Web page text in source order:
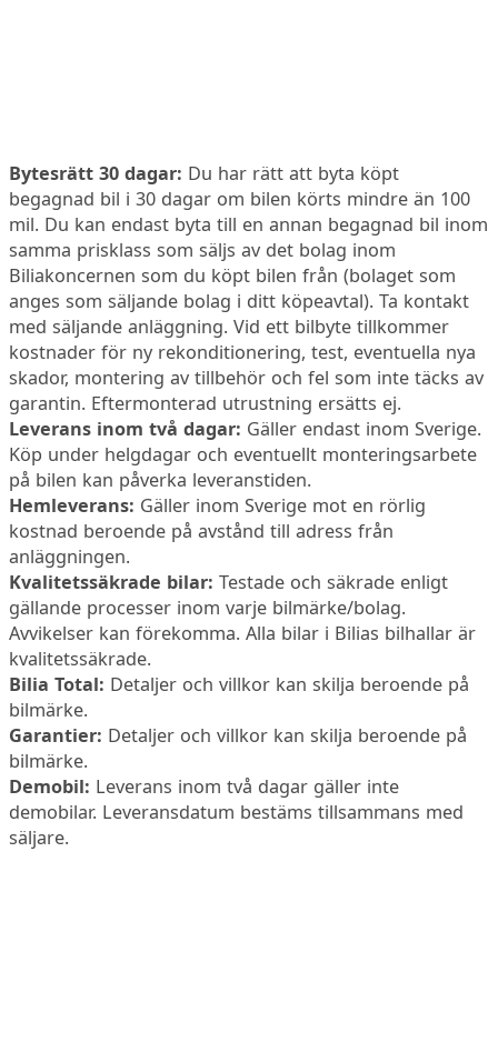
Bytesrätt 30 dagar: Du har rätt att byta köpt
begagnad bil i 30 dagar om bilen körts mindre än 100
mil. Du kan endast byta till en annan begagnad bil inom
samma prisklass som säljs av det bolag inom
Biliakoncernen som du köpt bilen från (bolaget som
anges som säljande bolag i ditt köpeavtal). Ta kontakt
med säljande anläggning. Vid ett bilbyte tillkommer
kostnader för ny rekonditionering, test, eventuella nya
skador, montering av tillbehör och fel som inte täcks av
garantin. Eftermonterad utrustning ersätts ej.
Leverans inom två dagar: Gäller endast inom Sverige.
Köp under helgdagar och eventuellt monteringsarbete
på bilen kan påverka leveranstiden.
Hemleverans: Gäller inom Sverige mot en rörlig
kostnad beroende på avstånd till adress från
anläggningen.
Kvalitetssäkrade bilar: Testade och säkrade enligt
gällande processer inom varje bilmärke/bolag.
Avvikelser kan förekomma. Alla bilar i Bilias bilhallar är
kvalitetssäkrade.
Bilia Total: Detaljer och villkor kan skilja beroende på
bilmärke.
Garantier: Detaljer och villkor kan skilja beroende på
bilmärke.
Demobil: Leverans inom två dagar gäller inte
demobilar. Leveransdatum bestäms tillsammans med
säljare.